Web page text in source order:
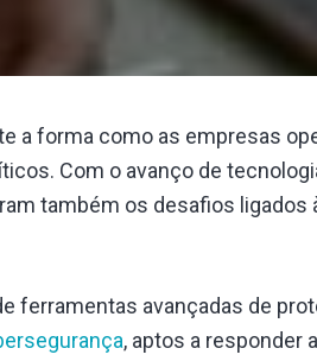
a forma como as empresas
Com o avanço de
também os desafios ligados
ferramentas avançadas de
, aptos a responder